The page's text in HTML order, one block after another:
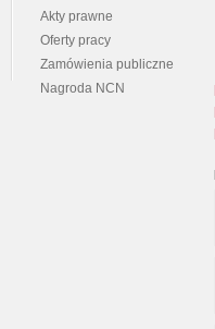
Akty prawne
Oferty pracy
Zamówienia publiczne
Nagroda NCN